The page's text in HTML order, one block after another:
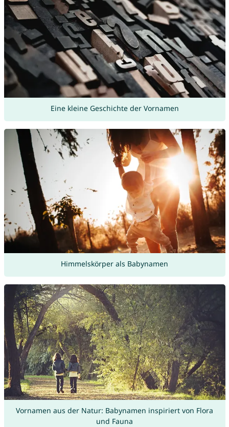
Eine kleine Geschichte der Vornamen
Himmelskörper als Babynamen
Vornamen aus der Natur: Babynamen inspiriert von Flora
und Fauna